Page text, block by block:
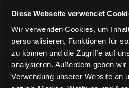
Diese Webseite verwendet
Wir verwenden Cookies, um
personalisieren, Funktionen für
zu können und die Zugriffe auf
analysieren. Außerdem geben
Verwendung unserer Website an